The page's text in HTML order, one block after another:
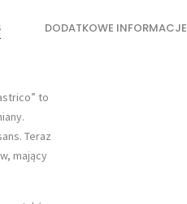
DODATKOWE INFORMACJE
to
Teraz
mający